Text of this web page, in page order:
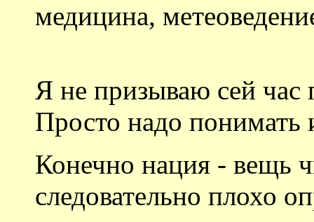
медицина,
Я не призываю сей час
Просто надо понимать
Конечно нация - вещь
следовательно плохо